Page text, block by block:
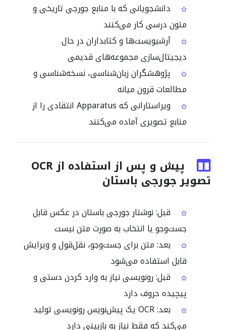
دانشجویانی که با منابع جورجی تاریخی و
متون درسی کار می‌کنند
آرشیویست‌ها و کتابداران در حال
دیجیتال‌سازی مجموعه‌های قدیمی
پژوهشگران زبان‌شناسی، نسخه‌شناسی و
مطالعات قرون میانه
ویراستارانی که Apparatus انتقادی را از
منابع تصویری آماده می‌کنند
پیش و پس از استفاده از OCR
تصویر جورجی باستان
قبل: نوشتار جورجی باستان در عکس قابل
جست‌وجو یا انتخاب به صورت متن نیست
بعد: متن برای جست‌وجو، نقل‌قول و ویرایش
قابل استفاده می‌شود
قبل: رونویسی نیاز به وارد کردن دستی و
پیچیده حروف دارد
بعد: OCR یک پیش‌نویس رونویسی تولید
می‌کند که فقط نیاز به بازبینی دارد